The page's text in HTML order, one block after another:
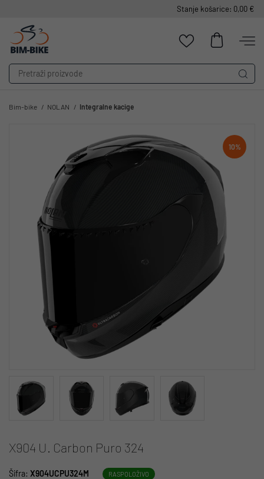
Stanje košarice: 0,00 €
Bim-bike NOLAN Integralne kacige
10%
X904 U. Carbon Puro 324
Šifra: X904UCPU324M RASPOLOŽIVO